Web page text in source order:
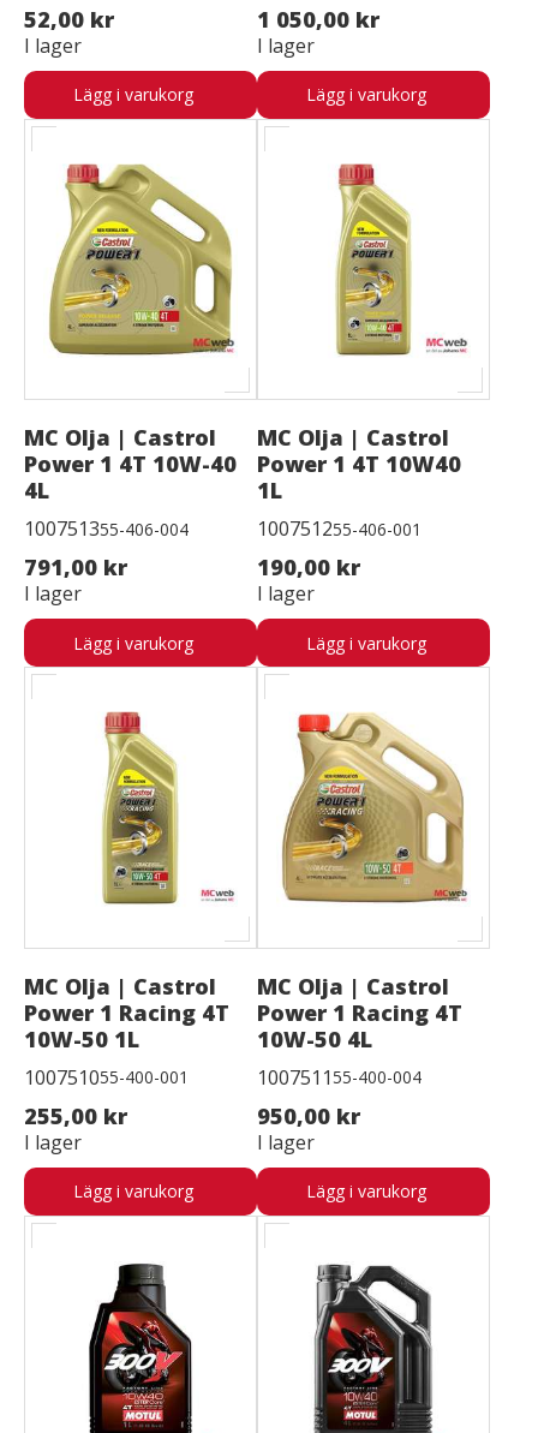
52,00 kr
I lager
Lägg i varukorg
1 050,00 kr
I lager
Lägg i varukorg
MC Olja | Castrol
Power 1 4T 10W-40
4L
100751355-406-004
791,00 kr
I lager
Lägg i varukorg
MC Olja | Castrol
Power 1 4T 10W40
1L
100751255-406-001
190,00 kr
I lager
Lägg i varukorg
MC Olja | Castrol
Power 1 Racing 4T
10W-50 1L
100751055-400-001
255,00 kr
I lager
Lägg i varukorg
MC Olja | Castrol
Power 1 Racing 4T
10W-50 4L
100751155-400-004
950,00 kr
I lager
Lägg i varukorg